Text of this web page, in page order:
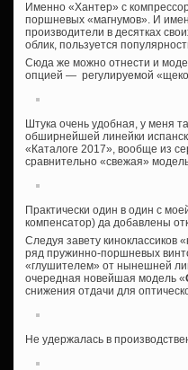
Именно «Хантер» с
поршневых «магнумов». И
производители в десятках
облик, пользуется
Сюда же можно отнести и
опцией — регулируемой
Штука очень удобная, у меня
обширнейшей линейки
«Каталоге 2017», вообще из
сравнительно «свежая»
Практически один в один с
компенсатор) да добавлены
Следуя завету киноклассиков
ряд пружинно-поршневых
«глушителем» от нынешней
очередная новейшая модель «
снижения отдачи для
Не удержалась в